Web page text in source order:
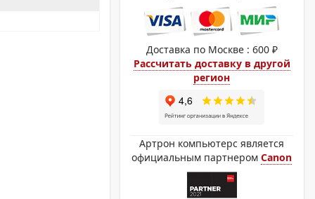
Доставка по Москве : 600 ₽
Рассчитать доставку в другой
регион
Артрон компьютерс является
официальным партнеромCanon